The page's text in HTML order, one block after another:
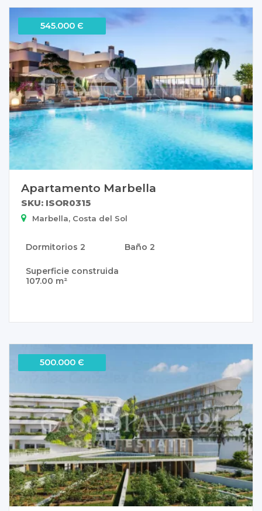
545.000 Є
Apartamento Marbella
SKU: ISOR0315
Marbella, Costa del Sol
Dormitorios 2 Baño 2
Superficie construida
107.00 m²
500.000 Є